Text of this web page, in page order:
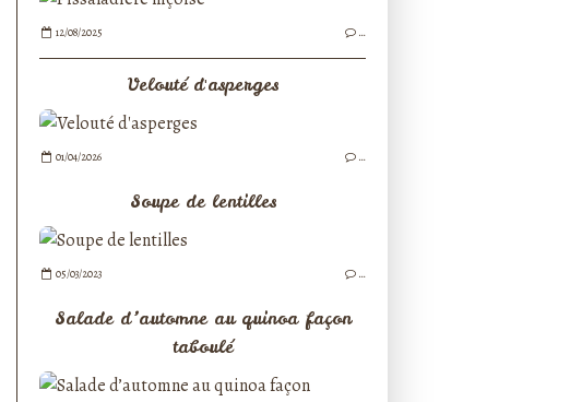
12/08/2025 …
Velouté d'asperges
01/04/2026 …
Soupe de lentilles
05/03/2023 …
Salade d’automne au quinoa façon
taboulé